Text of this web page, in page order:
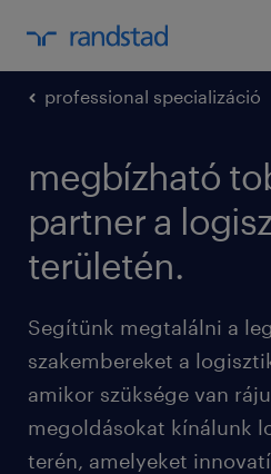
professional specializáció
megbízható
partner a
területén.
Segítünk megtalálni a
szakembereket a
amikor szüksége van
megoldásokat kínálunk
terén, amelyeket